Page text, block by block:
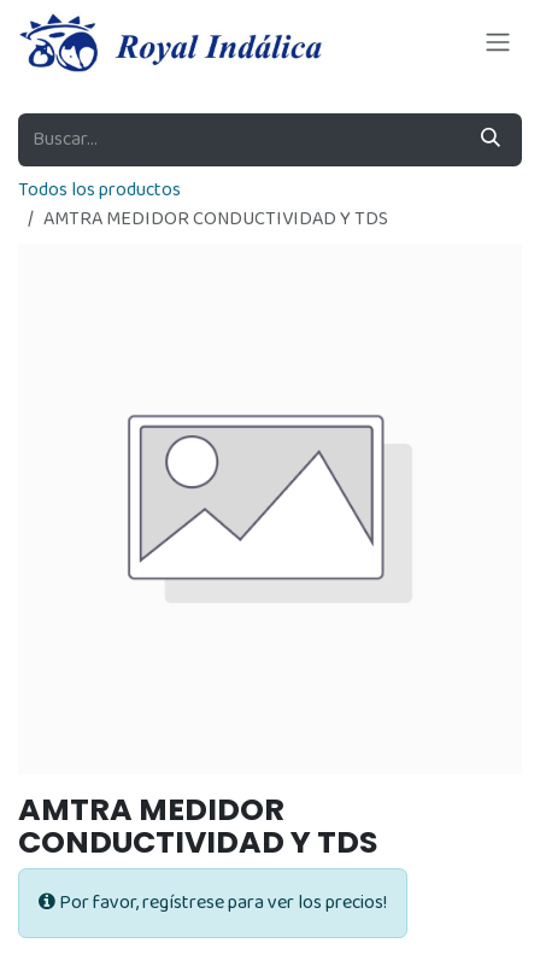
Ir al contenido
Todos los productos
AMTRA MEDIDOR CONDUCTIVIDAD Y TDS
AMTRA MEDIDOR
CONDUCTIVIDAD Y TDS
Por favor, regístrese para ver los precios!